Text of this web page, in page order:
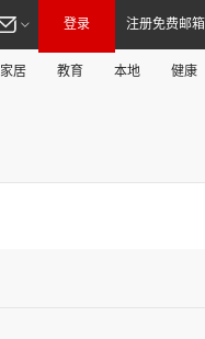
登录 注册免费邮箱
家居 教育 本地 健康